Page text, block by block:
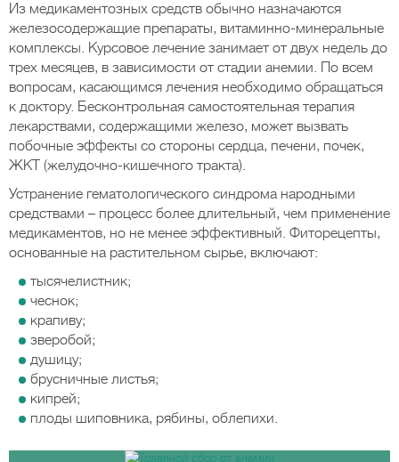
Из медикаментозных средств обычно назначаются
железосодержащие препараты, витаминно-минеральные
комплексы. Курсовое лечение занимает от двух недель до
трех месяцев, в зависимости от стадии анемии. По всем
вопросам, касающимся лечения необходимо обращаться
к доктору. Бесконтрольная самостоятельная терапия
лекарствами, содержащими железо, может вызвать
побочные эффекты со стороны сердца, печени, почек,
ЖКТ (желудочно-кишечного тракта).
Устранение гематологического синдрома народными
средствами – процесс более длительный, чем применение
медикаментов, но не менее эффективный. Фиторецепты,
основанные на растительном сырье, включают:
тысячелистник;
чеснок;
крапиву;
зверобой;
душицу;
брусничные листья;
кипрей;
плоды шиповника, рябины, облепихи.